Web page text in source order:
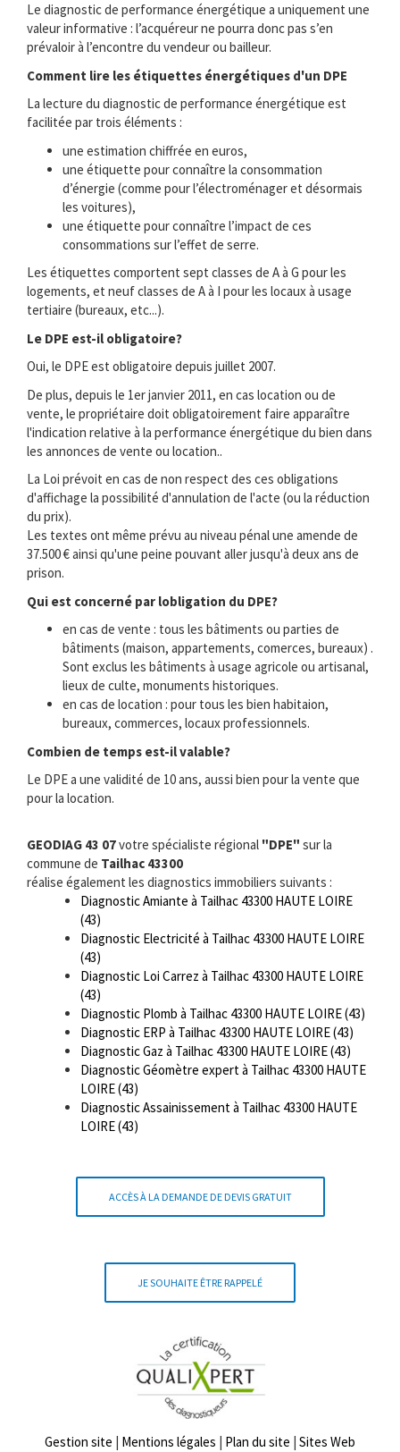
Le diagnostic de performance énergétique a uniquement une
valeur informative : l’acquéreur ne pourra donc pas s’en
prévaloir à l’encontre du vendeur ou bailleur.
Comment lire les étiquettes énergétiques d'un DPE
La lecture du diagnostic de performance énergétique est
facilitée par trois éléments :
une estimation chiffrée en euros,
une étiquette pour connaître la consommation
d’énergie (comme pour l’électroménager et désormais
les voitures),
une étiquette pour connaître l’impact de ces
consommations sur l’effet de serre.
Les étiquettes comportent sept classes de A à G pour les
logements, et neuf classes de A à I pour les locaux à usage
tertiaire (bureaux, etc...).
Le DPE est-il obligatoire?
Oui, le DPE est obligatoire depuis juillet 2007.
De plus, depuis le 1er janvier 2011, en cas location ou de
vente, le propriétaire doit obligatoirement faire apparaître
l'indication relative à la performance énergétique du bien dans
les annonces de vente ou location..
La Loi prévoit en cas de non respect des ces obligations
d'affichage la possibilité d'annulation de l'acte (ou la réduction
du prix).
Les textes ont même prévu au niveau pénal une amende de
37.500 € ainsi qu'une peine pouvant aller jusqu'à deux ans de
prison.
Qui est concerné par lobligation du DPE?
en cas de vente : tous les bâtiments ou parties de
bâtiments (maison, appartements, comerces, bureaux) .
Sont exclus les bâtiments à usage agricole ou artisanal,
lieux de culte, monuments historiques.
en cas de location : pour tous les bien habitaion,
bureaux, commerces, locaux professionnels.
Combien de temps est-il valable?
Le DPE a une validité de 10 ans, aussi bien pour la vente que
pour la location.
GEODIAG 43 07votre spécialiste régional "DPE" sur la
commune de Tailhac 43300
réalise également les diagnostics immobiliers suivants :
Diagnostic Amiante à Tailhac 43300 HAUTE LOIRE
(43)
Diagnostic Electricité à Tailhac 43300 HAUTE LOIRE
(43)
Diagnostic Loi Carrez à Tailhac 43300 HAUTE LOIRE
(43)
Diagnostic Plomb à Tailhac 43300 HAUTE LOIRE (43)
Diagnostic ERP à Tailhac 43300 HAUTE LOIRE (43)
Diagnostic Gaz à Tailhac 43300 HAUTE LOIRE (43)
Diagnostic Géomètre expert à Tailhac 43300 HAUTE
LOIRE (43)
Diagnostic Assainissement à Tailhac 43300 HAUTE
LOIRE (43)
ACCÈS À LA DEMANDE DE DEVIS GRATUIT
JE SOUHAITE ÊTRE RAPPELÉ
Gestion site | Mentions légales | Plan du site | Sites Web